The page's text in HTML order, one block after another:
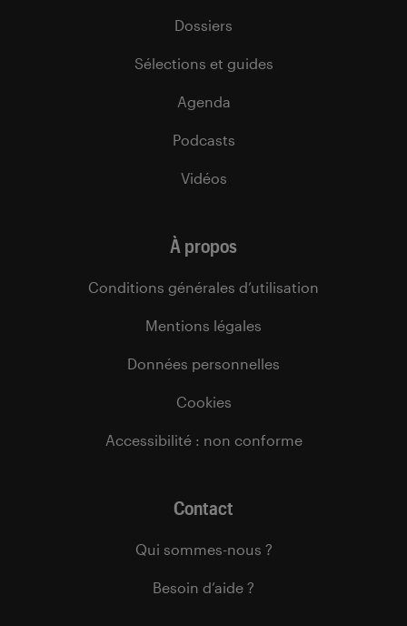
Dossiers
Sélections et guides
Agenda
Podcasts
Vidéos
À propos
Conditions générales d’utilisation
Mentions légales
Données personnelles
Cookies
Accessibilité : non conforme
Contact
Qui sommes-nous ?
Besoin d’aide ?